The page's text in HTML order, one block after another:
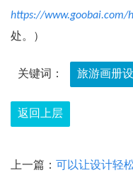
https://www.goobai.com/
处。）
关键词： 旅游画册
返回上层
上一篇： 可以让设计轻